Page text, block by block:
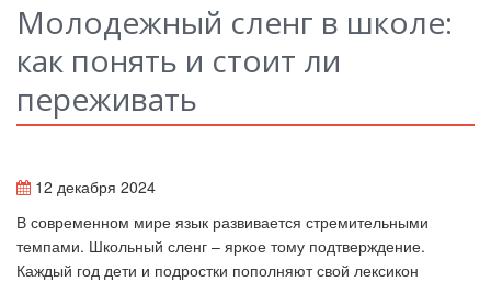
Молодежный сленг в школе:
как понять и стоит ли
переживать
12 декабря 2024
В современном мире язык развивается стремительными
темпами. Школьный сленг – яркое тому подтверждение.
Каждый год дети и подростки пополняют свой лексикон